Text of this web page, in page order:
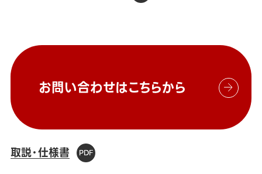
お問い合わせはこちらから
取説・仕様書